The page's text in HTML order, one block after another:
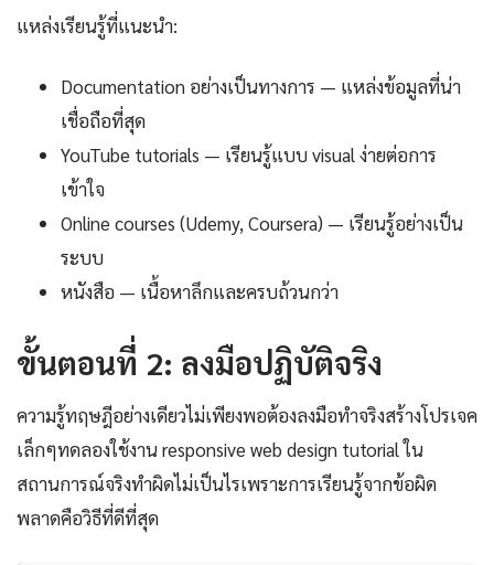
แหล่งเรียนรู้ที่แนะนำ:
Documentation อย่างเป็นทางการ — แหล่งข้อมูลที่น่า
เชื่อถือที่สุด
YouTube tutorials — เรียนรู้แบบ visual ง่ายต่อการ
เข้าใจ
Online courses (Udemy, Coursera) — เรียนรู้อย่างเป็น
ระบบ
หนังสือ — เนื้อหาลึกและครบถ้วนกว่า
ขั้นตอนที่ 2: ลงมือปฏิบัติจริง
ความรู้ทฤษฎีอย่างเดียวไม่เพียงพอต้องลงมือทำจริงสร้างโปรเจค
เล็กๆทดลองใช้งาน responsive web design tutorial ใน
สถานการณ์จริงทำผิดไม่เป็นไรเพราะการเรียนรู้จากข้อผิด
พลาดคือวิธีที่ดีที่สุด